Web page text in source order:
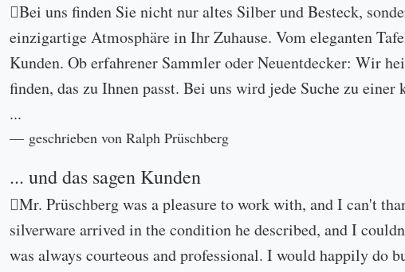
Bei uns finden Sie nicht nur altes Silber und Besteck,
einzigartige Atmosphäre in Ihr Zuhause. Vom eleganten
Kunden. Ob erfahrener Sammler oder Neuentdecker: Wir
finden, das zu Ihnen passt. Bei uns wird jede Suche zu
...
geschrieben von Ralph Prüschberg
... und das sagen Kunden
Mr. Prüschberg was a pleasure to work with, and I can't
silverware arrived in the condition he described, and I
was always courteous and professional. I would happily do